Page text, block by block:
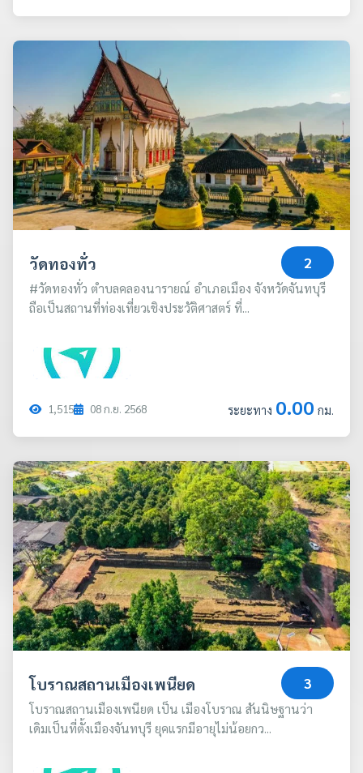
วัดทองทั่ว 2
#วัดทองทั่ว ตำบลคลองนารายณ์ อำเภอเมือง จังหวัดจันทบุรี
ถือเป็นสถานที่ท่องเที่ยวเชิงประวัติศาสตร์ ที่...
1,515 08ก.ย. 2568 ระยะทาง 0.00 กม.
โบราณสถานเมืองเพนียด 3
โบราณสถานเมืองเพนียด เป็น เมืองโบราณ สันนิษฐานว่า
เดิมเป็นที่ตั้งเมืองจันทบุรี ยุคแรกมีอายุไม่น้อยกว...